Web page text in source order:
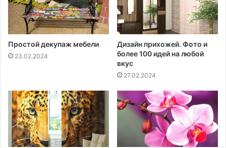
Простой декупаж мебели
23.02.2024
Дизайн прихожей. Фото и
более 100 идей на любой
вкус
27.02.2024